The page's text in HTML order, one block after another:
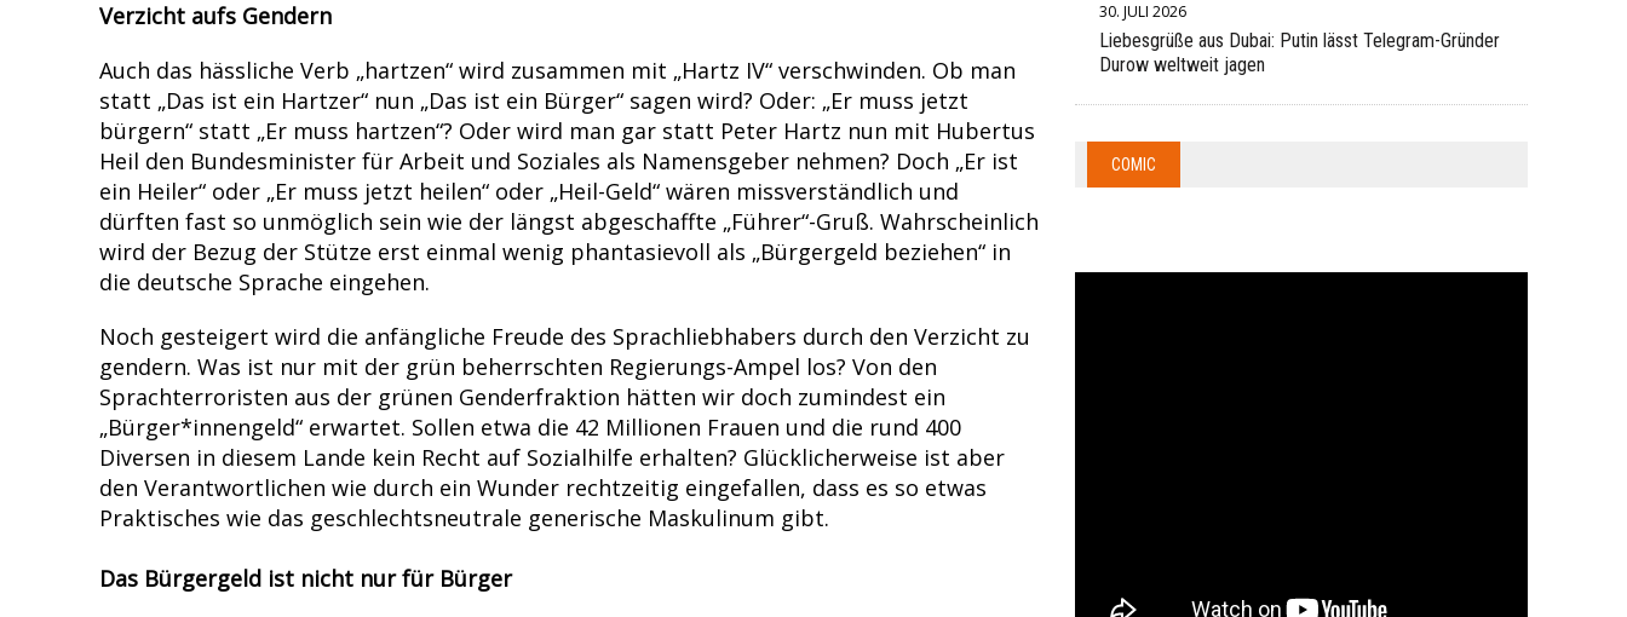
Verzicht aufs Gendern
Auch das hässliche Verb „hartzen“ wird zusammen mit „Hartz IV“ verschwinden. Ob man
statt „Das ist ein Hartzer“ nun „Das ist ein Bürger“ sagen wird? Oder: „Er muss jetzt
bürgern“ statt „Er muss hartzen“? Oder wird man gar statt Peter Hartz nun mit Hubertus
Heil den Bundesminister für Arbeit und Soziales als Namensgeber nehmen? Doch „Er ist
ein Heiler“ oder „Er muss jetzt heilen“ oder „Heil-Geld“ wären missverständlich und
dürften fast so unmöglich sein wie der längst abgeschaffte „Führer“-Gruß. Wahrscheinlich
wird der Bezug der Stütze erst einmal wenig phantasievoll als „Bürgergeld beziehen“ in
die deutsche Sprache eingehen.
Noch gesteigert wird die anfängliche Freude des Sprachliebhabers durch den Verzicht zu
gendern. Was ist nur mit der grün beherrschten Regierungs-Ampel los? Von den
Sprachterroristen aus der grünen Genderfraktion hätten wir doch zumindest ein
„Bürger*innengeld“ erwartet. Sollen etwa die 42 Millionen Frauen und die rund 400
Diversen in diesem Lande kein Recht auf Sozialhilfe erhalten? Glücklicherweise ist aber
den Verantwortlichen wie durch ein Wunder rechtzeitig eingefallen, dass es so etwas
Praktisches wie das geschlechtsneutrale generische Maskulinum gibt.
Das Bürgergeld ist nicht nur für Bürger
30. JULI 2026
Liebesgrüße aus Dubai: Putin lässt Telegram-Gründer
Durow weltweit jagen
COMIC